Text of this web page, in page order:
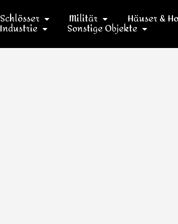
Schlösser Militär Häuser &
Industrie Sonstige Objekte